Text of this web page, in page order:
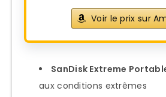
Voir le prix sur
SanDisk Extreme
aux conditions extrêmes